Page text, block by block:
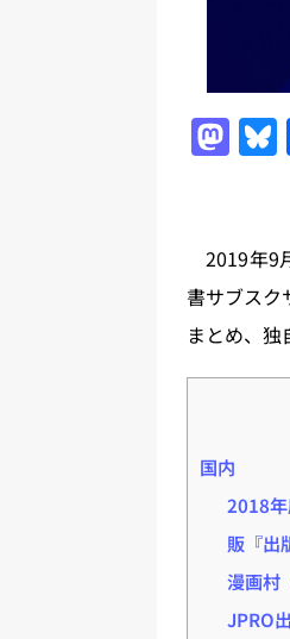
M
o
d
o
n
2019年9
書サブスク
まとめ、独
国内
2018
販『出
漫画村
JPRO